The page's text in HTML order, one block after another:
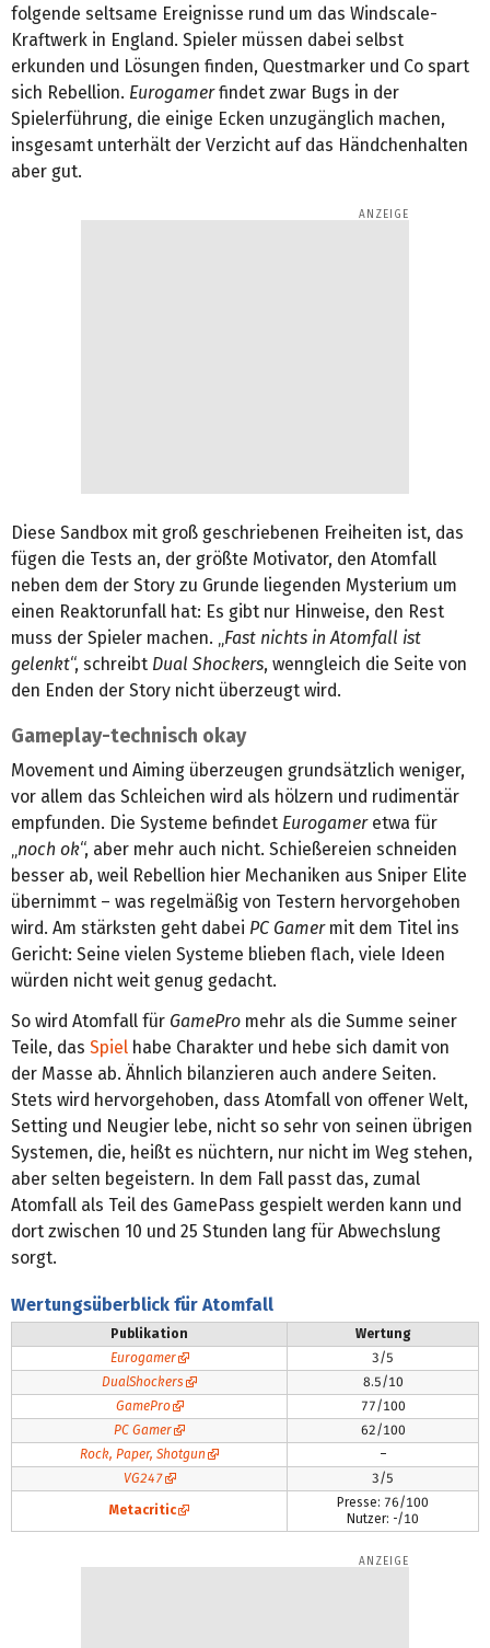
folgende seltsame Ereignisse rund um das Windscale-
Kraftwerk in England. Spieler müssen dabei selbst
erkunden und Lösungen finden, Questmarker und Co spart
sich Rebellion. Eurogamerfindet zwar Bugs in der
Spielerführung, die einige Ecken unzugänglich machen,
insgesamt unterhält der Verzicht auf das Händchenhalten
aber gut.
Diese Sandbox mit groß geschriebenen Freiheiten ist, das
fügen die Tests an, der größte Motivator, den Atomfall
neben dem der Story zu Grunde liegenden Mysterium um
einen Reaktorunfall hat: Es gibt nur Hinweise, den Rest
muss der Spieler machen. „ Fast nichts in Atomfall ist
gelenkt“, schreibt Dual Shockers, wenngleich die Seite von
den Enden der Story nicht überzeugt wird.
Gameplay-technisch okay
Movement und Aiming überzeugen grundsätzlich weniger,
vor allem das Schleichen wird als hölzern und rudimentär
empfunden. Die Systeme befindet Eurogameretwa für
noch ok“, aber mehr auch nicht. Schießereien schneiden
besser ab, weil Rebellion hier Mechaniken aus Sniper Elite
übernimmt – was regelmäßig von Testern hervorgehoben
wird. Am stärksten geht dabei PC Gamermit dem Titel ins
Gericht: Seine vielen Systeme blieben flach, viele Ideen
würden nicht weit genug gedacht.
So wird Atomfall für GamePro mehr als die Summe seiner
Teile, das Spiel habe Charakter und hebe sich damit von
der Masse ab. Ähnlich bilanzieren auch andere Seiten.
Stets wird hervorgehoben, dass Atomfall von offener Welt,
Setting und Neugier lebe, nicht so sehr von seinen übrigen
Systemen, die, heißt es nüchtern, nur nicht im Weg stehen,
aber selten begeistern. In dem Fall passt das, zumal
Atomfall als Teil des GamePass gespielt werden kann und
dort zwischen 10 und 25 Stunden lang für Abwechslung
sorgt.
Wertungsüberblick für Atomfall
Publikation
Wertung
Eurogamer
3/5
DualShockers
8.5/10
GamePro
77/100
PC Gamer
62/100
Rock, Paper, Shotgun
–
VG247
3/5
Metacritic
Presse: 76/100
Nutzer: -/10